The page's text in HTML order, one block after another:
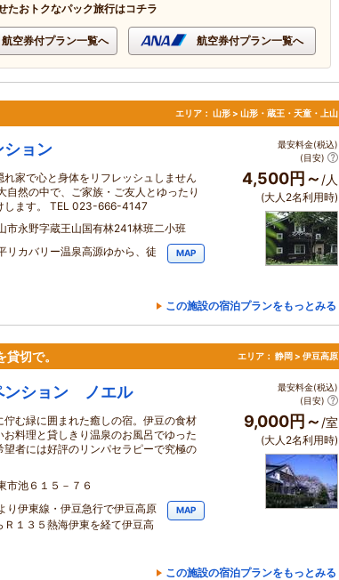
たおトクなパック旅行はコチラ
航空券付プラン一覧へ 航空券付プラン一覧へ
エリア： 山形 > 山形・蔵王・天童・上山
ション
れ家で心と身体をリフレッシュしません
自然の中で、ご家族・ご友人とゆったり
します。 TEL 023-666-4147
市永野字蔵王山国有林241林班二小班
リカバリー温泉高源ゆから、徒
MAP
最安料金(税込)
(目安)
4,500円～ /人
(大人2名利用時)
この施設の宿泊プランをもっとみる
切で。 エリア： 静岡 > 伊豆高原
ション ノエル
佇む緑に囲まれた癒しの宿。伊豆の食材
お料理と貸しきり温泉のお風呂でゆった
望者には好評のリンパセラピーで究極の
市池６１５－７６
り伊東線・伊豆急行で伊豆高原
Ｒ１３５熱海伊東を経て伊豆高
MAP
最安料金(税込)
(目安)
9,000円～ /室
(大人2名利用時)
この施設の宿泊プランをもっとみる